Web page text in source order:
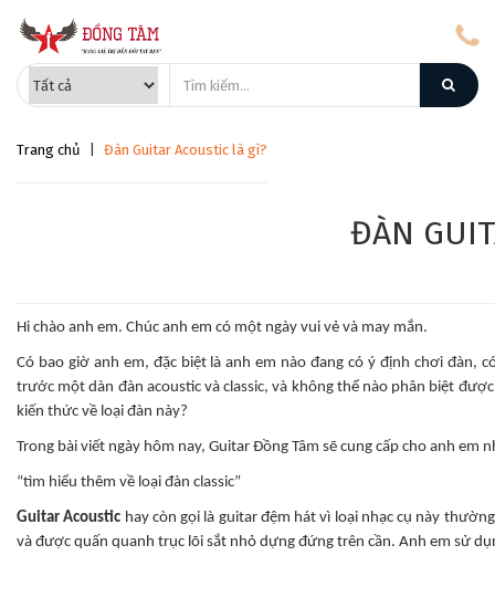
Trang chủ Đàn Guitar Acoustic là gì?
ĐÀN
Hi chào anh em. Chúc anh em có một ngày vui vẻ và may mắn.
Có bao giờ anh em, đặc biệt là anh em nào đang có ý định chơi đàn,
trước một dàn đàn acoustic và classic, và không thể nào phân biệt
kiến thức về loại đàn này?
Trong bài viết ngày hôm nay, Guitar Đồng Tâm sẽ cung cấp cho anh
“tìm hiểu thêm về loại đàn classic”
Guitar Acoustic hay còn gọi là guitar đệm hát vì loại nhạc cụ này
và được quấn quanh trục lõi sắt nhỏ dựng đứng trên cần. Anh em sử